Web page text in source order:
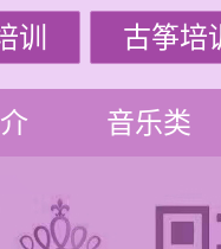
训 古筝培
音乐类